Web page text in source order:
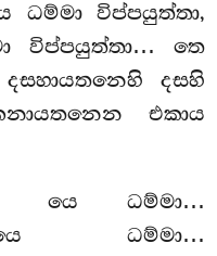
ධම්මා විප්පයුත්තා,
විප්පයුත්තා… තෙ
දසහි
එකාය
යෙ ධම්මා…
ධම්මා…